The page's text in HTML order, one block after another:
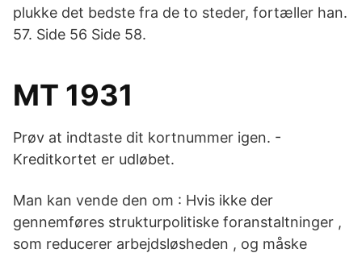
plukke det bedste fra de to steder, fortæller han.
57. Side 56 Side 58.
MT 1931
Prøv at indtaste dit kortnummer igen. -
Kreditkortet er udløbet.
Man kan vende den om : Hvis ikke der
gennemføres strukturpolitiske foranstaltninger ,
som reducerer arbejdsløsheden , og måske